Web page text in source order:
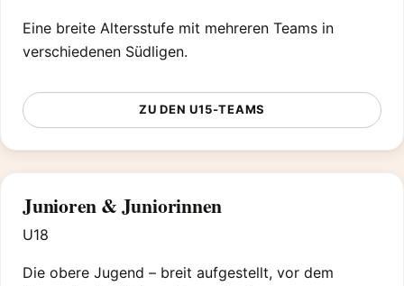
Eine breite Altersstufe mit mehreren Teams in
verschiedenen Südligen.
ZU DEN U15-TEAMS
Junioren & Juniorinnen
U18
Die obere Jugend – breit aufgestellt, vor dem